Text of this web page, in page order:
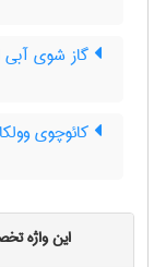
گاز شوی آبی
کائوچوی
این واژه